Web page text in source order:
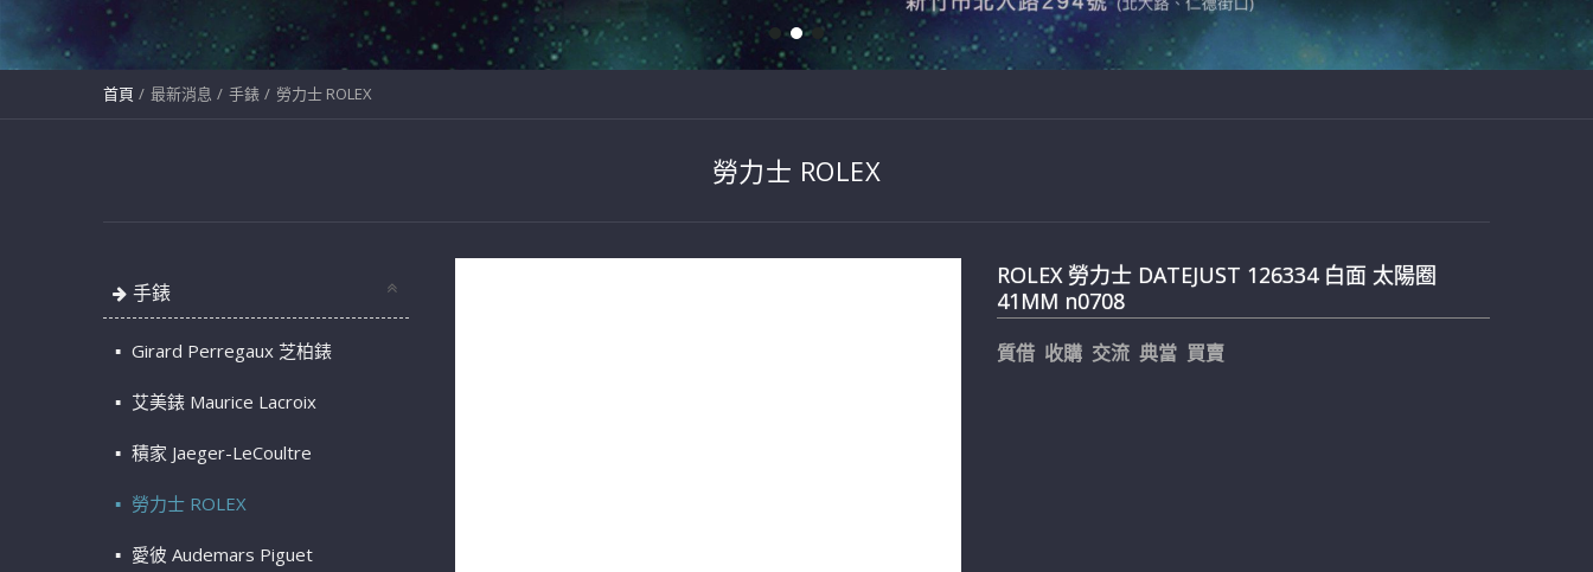
首頁 最新消息 手錶 勞力士 ROLEX
勞力士 ROLEX
手錶
Girard Perregaux 芝柏錶
艾美錶 Maurice Lacroix
積家 Jaeger-LeCoultre
勞力士 ROLEX
愛彼 Audemars Piguet
ROLEX 勞力士 DATEJUST 126334 白面 太陽圈
41MM n0708
質借 收購 交流 典當 買賣